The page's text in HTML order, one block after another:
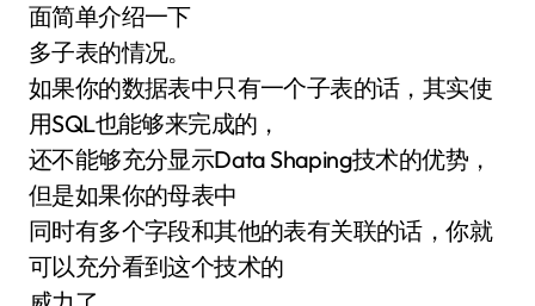
面简单介绍一下
多子表的情况。
如果你的数据表中只有一个子表的话，其实使
用SQL也能够来完成的，
还不能够充分显示Data Shaping技术的优势，
但是如果你的母表中
同时有多个字段和其他的表有关联的话，你就
可以充分看到这个技术的